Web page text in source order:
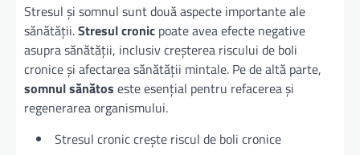
Stresul și somnul sunt două aspecte importante ale
sănătății.Stresul cronic poate avea efecte negative
asupra sănătății, inclusiv creșterea riscului de boli
cronice și afectarea sănătății mintale. Pe de altă parte,
somnul sănătos este esențial pentru refacerea și
regenerarea organismului.
Stresul cronic crește riscul de boli cronice